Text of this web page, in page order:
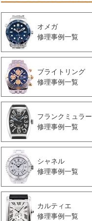
オメガ
修理事例一覧
ブライトリング
修理事例一覧
フランクミュラー
修理事例一覧
シャネル
修理事例一覧
カルティエ
修理事例一覧